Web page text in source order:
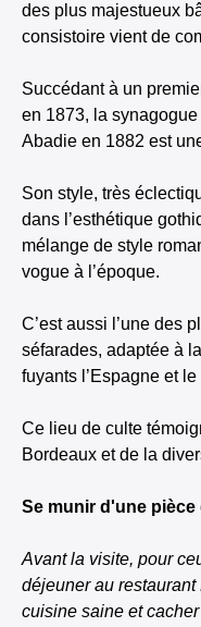
des plus majestueux
consistoire vient de
Succédant à un
en 1873, la
Abadie en 1882 est
Son style, très
dans l’esthétique
mélange de style
vogue à l’époque.
C’est aussi l’une des
séfarades, adaptée à
fuyants l’Espagne et
Ce lieu de culte
Bordeaux et de la
Se munir d'une
Avant la visite, pour
déjeuner au
cuisine saine et